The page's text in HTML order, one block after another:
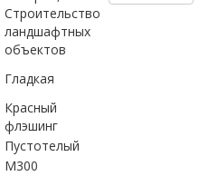
Строительство
ландшафтных
объектов
Гладкая
Красный
флэшинг
Пустотелый
М300